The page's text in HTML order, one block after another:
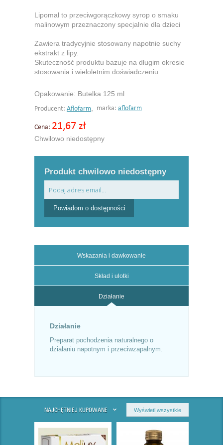
Lipomal to przeciwgorączkowy syrop o smaku
malinowym przeznaczony specjalnie dla dzieci
Zawiera tradycyjnie stosowany napotnie suchy
ekstrakt z lipy.
Skuteczność produktu bazuje na długim okresie
stosowania i wieloletnim doświadczeniu.
Opakowanie: Butelka 125 ml
Producent: Aflofarm marka: aflofarm
Cena: 21,67 zł
Chwilowo niedostępny
Produkt chwilowo niedostępny
Powiadom o dostępności
Wskazania i dawkowanie
Skład i ulotki
Działanie
Działanie
Preparat pochodzenia naturalnego o
działaniu napotnym i przeciwzapalnym.
NAJCHĘTNIEJ KUPOWANE Wyświetl wszystkie